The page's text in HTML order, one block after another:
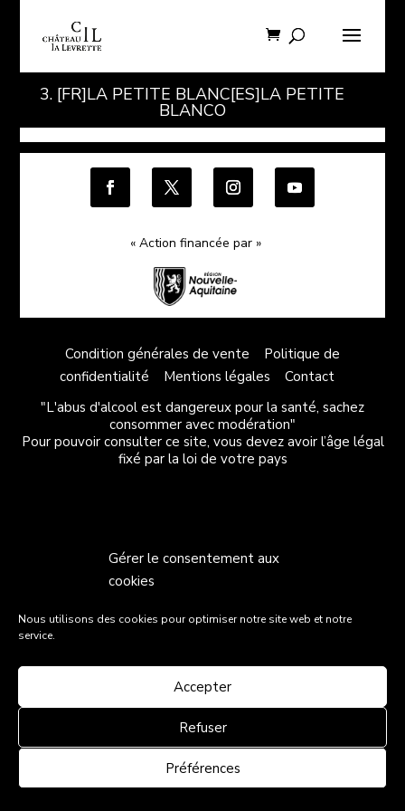
Gérer le consentement aux
cookies
Nous utilisons des cookies pour optimiser notre site web et notre
service.
Accepter
Refuser
Préférences
3. [FR]LA PETITE BLANC[ES]LA PETITE
BLANCO
« Action financée par »
Condition générales de vente
Politique de
confidentialité
Mentions légales
Contact
"L'abus d'alcool est dangereux pour la santé, sachez
consommer avec modération"
Pour pouvoir consulter ce site, vous devez avoir l’âge légal
fixé par la loi de votre pays